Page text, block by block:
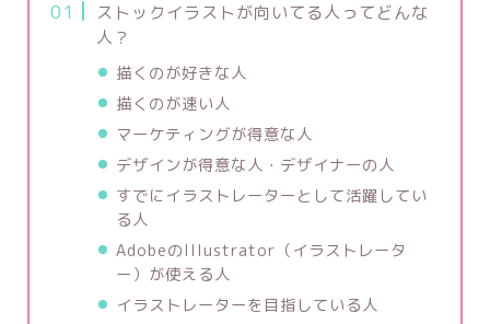
ストックイラストが向いてる人ってどんな
人？
描くのが好きな人
描くのが速い人
マーケティングが得意な人
デザインが得意な人・デザイナーの人
すでにイラストレーターとして活躍してい
る人
AdobeのIllustrator（イラストレータ
ー）が使える人
イラストレーターを目指している人